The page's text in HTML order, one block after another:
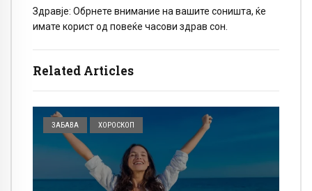
Related Articles
ЗАБАВА ХОРОСКОП
Здравје: Обрнете внимание на вашите соништа, ќе
имате корист од повеќе часови здрав сон.